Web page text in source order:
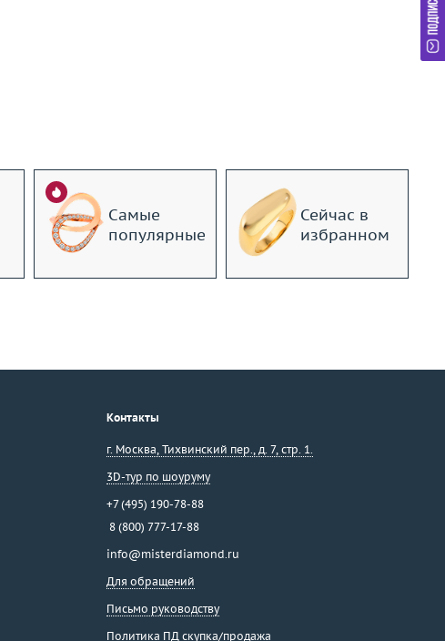
Самые
популярные
Сейчас в
избранном
Контакты
г. Москва, Тихвинский пер., д. 7, стр. 1.
3D-тур по шоуруму
+7 (495) 190-78-88
8 (800) 777-17-88
info@misterdiamond.ru
Для обращений
Письмо руководству
Политика ПД скупка/продажа